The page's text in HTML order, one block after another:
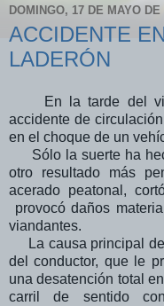
DOMINGO, 17 DE MAYO DE
ACCIDENTE
LADERÓN
En la tarde del
accidente de
en el choque de un
Sólo la suerte ha
otro resultado más
acerado peatonal,
provocó daños
viandantes.
La causa principal
del conductor, que le
una desatención total
carril de sentido